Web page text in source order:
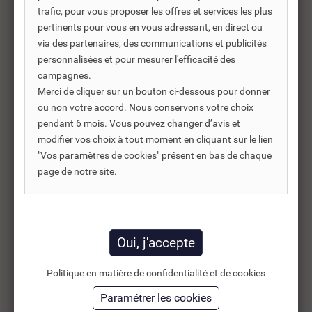
Produits complémentaires
Les produits complémentaires sont généralement des
produits connexes ou associés. Ils vous permettent soit
d’améliorer l’utilisation soit répondre à des besoins
supplémentaires.
-35%
trafic, pour vous proposer les offres et services les plus
pertinents pour vous en vous adressant, en direct ou
via des partenaires, des communications et publicités
personnalisées et pour mesurer l'efficacité des
campagnes.
Merci de cliquer sur un bouton ci-dessous pour donner
ou non votre accord. Nous conservons votre choix
pendant 6 mois. Vous pouvez changer d’avis et
modifier vos choix à tout moment en cliquant sur le lien
"Vos paramètres de cookies" présent en bas de chaque
page de notre site.
Politique en matière de confidentialité et de cookies